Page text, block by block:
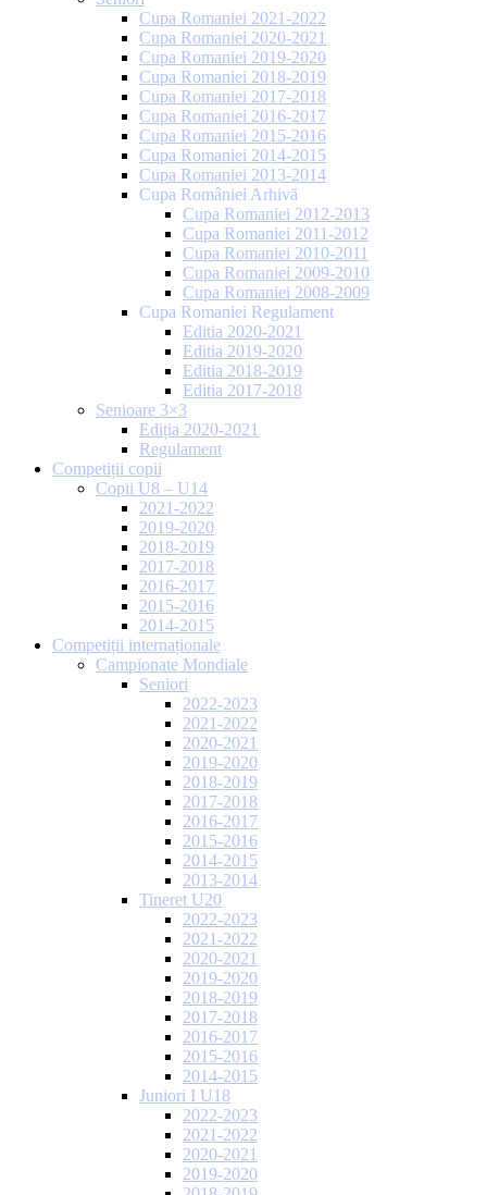
Cupa Romaniei 2021-2022
Cupa Romaniei 2020-2021
Cupa Romaniei 2019-2020
Cupa Romaniei 2018-2019
Cupa Romaniei 2017-2018
Cupa Romaniei 2016-2017
Cupa Romaniei 2015-2016
Cupa Romaniei 2014-2015
Cupa Romaniei 2013-2014
Cupa României Arhivă
Cupa Romaniei 2012-2013
Cupa Romaniei 2011-2012
Cupa Romaniei 2010-2011
Cupa Romaniei 2009-2010
Cupa Romaniei 2008-2009
Cupa Romaniei Regulament
Editia 2020-2021
Editia 2019-2020
Editia 2018-2019
Editia 2017-2018
Senioare 3×3
Ediția 2020-2021
Regulament
Competiții copii
Copii U8 – U14
2021-2022
2019-2020
2018-2019
2017-2018
2016-2017
2015-2016
2014-2015
Competiții internaționale
Campionate Mondiale
Seniori
2022-2023
2021-2022
2020-2021
2019-2020
2018-2019
2017-2018
2016-2017
2015-2016
2014-2015
2013-2014
Tineret U20
2022-2023
2021-2022
2020-2021
2019-2020
2018-2019
2017-2018
2016-2017
2015-2016
2014-2015
Juniori I U18
2022-2023
2021-2022
2020-2021
2019-2020